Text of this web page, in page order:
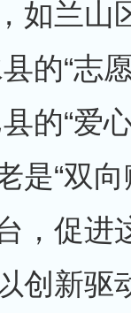
如兰山
的“志
的“爱
是“双
，促进
创新驱